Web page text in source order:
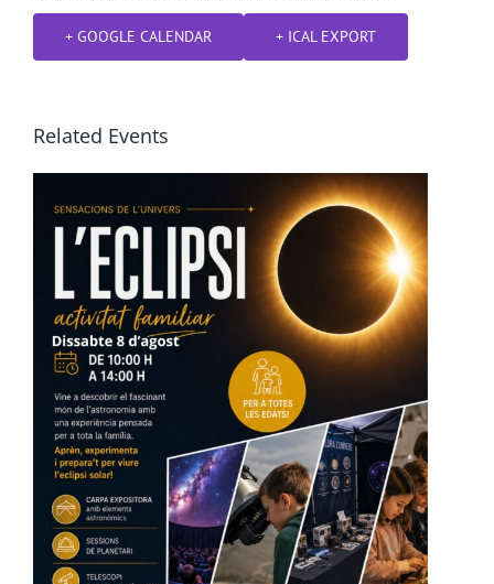
+ GOOGLE CALENDAR + ICAL EXPORT
Related Events